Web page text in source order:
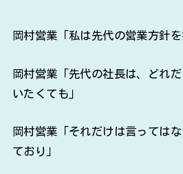
岡村営業「私は先代の営業方針を
岡村営業「先代の社長は、どれ
いたくても」
岡村営業「それだけは言っては
ており」